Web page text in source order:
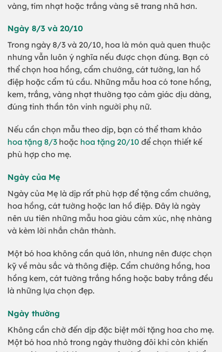
vàng, tím nhạt hoặc trắng vàng sẽ trang nhã hơn.
Ngày 8/3 và 20/10
Trong ngày 8/3 và 20/10, hoa là món quà quen thuộc
nhưng vẫn luôn ý nghĩa nếu được chọn đúng. Bạn có
thể chọn hoa hồng, cẩm chướng, cát tường, lan hồ
điệp hoặc cẩm tú cầu. Những mẫu hoa có tone hồng,
kem, trắng, vàng nhạt thường tạo cảm giác dịu dàng,
đúng tinh thần tôn vinh người phụ nữ.
Nếu cần chọn mẫu theo dịp, bạn có thể tham khảo
hoa tặng 8/3 hoặc hoa tặng 20/10 để chọn thiết kế
phù hợp cho mẹ.
Ngày của Mẹ
Ngày của Mẹ là dịp rất phù hợp để tặng cẩm chướng,
hoa hồng, cát tường hoặc lan hồ điệp. Đây là ngày
nên ưu tiên những mẫu hoa giàu cảm xúc, nhẹ nhàng
và kèm lời nhắn chân thành.
Một bó hoa không cần quá lớn, nhưng nên được chọn
kỹ về màu sắc và thông điệp. Cẩm chướng hồng, hoa
hồng kem, cát tường trắng hồng hoặc baby trắng đều
là những lựa chọn đẹp.
Ngày thường
Không cần chờ đến dịp đặc biệt mới tặng hoa cho mẹ.
Một bó hoa nhỏ trong ngày thường đôi khi còn khiến